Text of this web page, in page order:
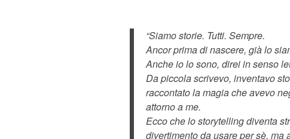
“Siamo storie. Tutti. Sempre.
Ancor prima di nascere, già lo
Anche io lo sono, direi in senso
Da piccola scrivevo, inventavo
raccontato la magia che avevo
attorno a me.
Ecco che lo storytelling diventa
divertimento da usare per sè, ma